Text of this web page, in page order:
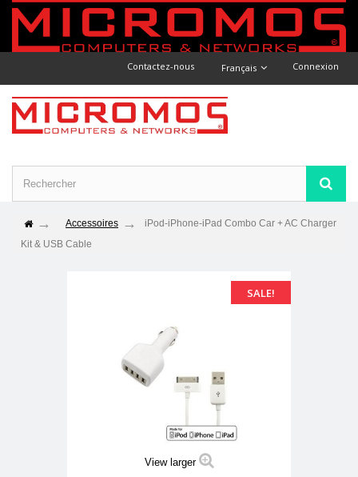
Connexion
Français
Contactez-nous
Accessoires
iPod-iPhone-iPad Combo Car + AC Charger
Kit & USB Cable
SALE!
View larger